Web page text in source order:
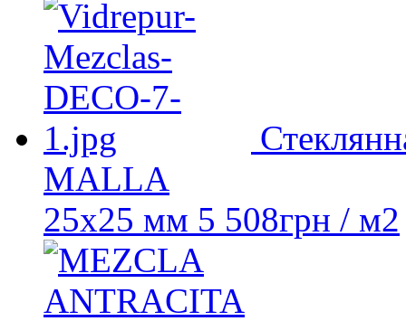
MALLA
25х25 мм 5 508грн / м2